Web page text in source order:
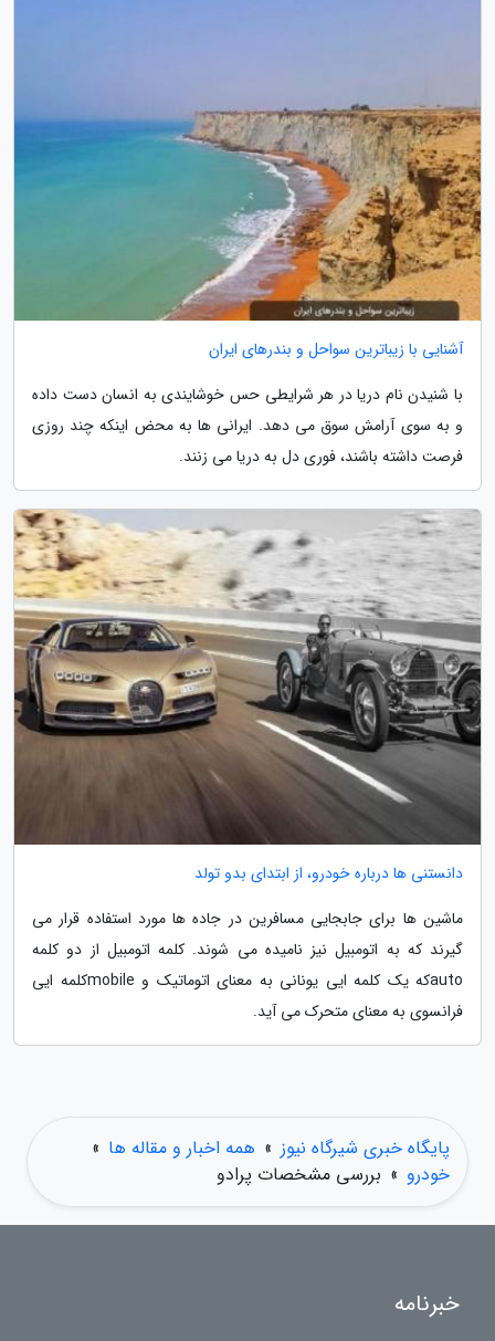
آشنایی با زیباترین سواحل و بندرهای ایران
با شنیدن نام دریا در هر شرایطی حس خوشایندی به انسان دست داده
و به سوی آرامش سوق می دهد. ایرانی ها به محض اینکه چند روزی
فرصت داشته باشند، فوری دل به دریا می زنند.
دانستنی ها درباره خودرو، از ابتدای بدو تولد
ماشین ها برای جابجایی مسافرین در جاده ها مورد استفاده قرار می
گیرند که به اتومبیل نیز نامیده می شوند. کلمه اتومبیل از دو کلمه
autoکه یک کلمه ایی یونانی به معنای اتوماتیک و mobileکلمه ایی
فرانسوی به معنای متحرک می آید.
پایگاه خبری شیرگاه نیوز » همه اخبار و مقاله ها »
خودرو » بررسی مشخصات پرادو
خبرنامه